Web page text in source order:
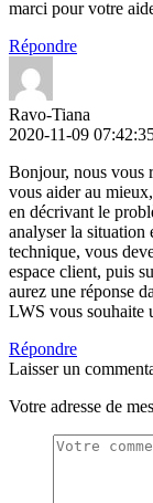
marci pour votre
Répondre
Ravo-Tiana
2020-11-09
Bonjour, nous vous
vous aider au
en décrivant le
analyser la
technique, vous
espace client, puis
aurez une réponse
LWS vous souhaite
Répondre
Laisser un
Votre adresse de